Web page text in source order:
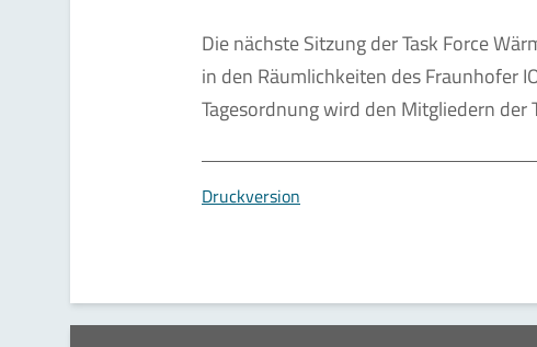
Die nächste Sitzung der Task Force
in den Räumlichkeiten des Fraunhofer
Tagesordnung wird den Mitgliedern der
Druckversion